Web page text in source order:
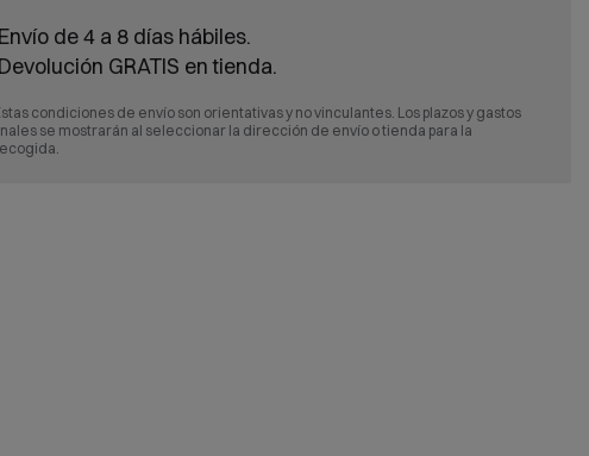
Envío de 4 a 8 días hábiles.
Devolución GRATIS en tienda.
condiciones de envío son orientativas y no vinculantes. Los plazos y gastos
se mostrarán al seleccionar la dirección de envío o tienda para la